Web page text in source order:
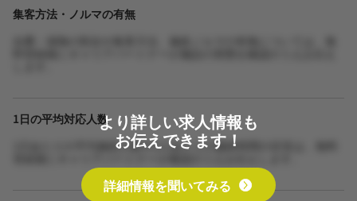
集客方法・ノルマの有無
1日の平均対応人数
1日あたりの平均施術人数や1人あたりの施術時間の目安は、無料
より詳しい求人情報も
お伝えできます！
詳細情報を聞いてみる